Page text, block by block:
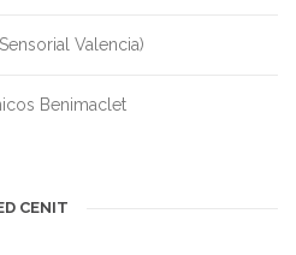
Valencia)
Benimaclet
CENIT